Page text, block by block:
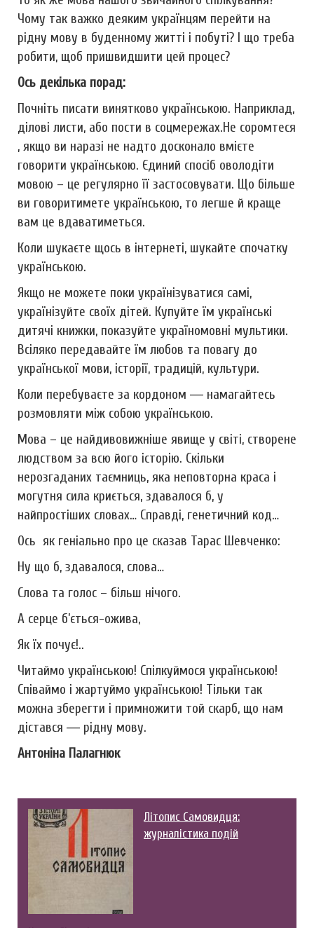
Чому так важко деяким українцям перейти на
рідну мову в буденному житті і побуті? І що треба
робити, щоб пришвидшити цей процес?
Ось декілька порад:
Почніть писати винятково українською. Наприклад,
ділові листи, або пости в соцмережах.Не соромтеся
, якщо ви наразі не надто досконало вмієте
говорити українською. Єдиний спосіб оволодіти
мовою – це регулярно її застосовувати. Що більше
ви говоритимете українською, то легше й краще
вам це вдаватиметься.
Коли шукаєте щось в інтернеті, шукайте спочатку
українською.
Якщо не можете поки українізуватися самі,
українізуйте своїх дітей. Купуйте їм українські
дитячі книжки, показуйте україномовні мультики.
Всіляко передавайте їм любов та повагу до
української мови, історії, традицій, культури.
Коли перебуваєте за кордоном ― намагайтесь
розмовляти між собою українською.
Мова – це найдивовижніше явище у світі, створене
людством за всю його історію. Скільки
нерозгаданих таємниць, яка неповторна краса і
могутня сила криється, здавалося б, у
найпростіших словах… Справді, генетичний код…
Ось як геніально про це сказав Тарас Шевченко:
Ну що б, здавалося, слова…
Слова та голос – більш нічого.
А серце б’ється-ожива,
Як їх почує!..
Читаймо українською! Спілкуймося українською!
Співаймо і жартуймо українською! Тільки так
можна зберегти і примножити той скарб, що нам
дістався ― рідну мову.
Антоніна Палагнюк
Літопис Самовидця:
журналістика подій